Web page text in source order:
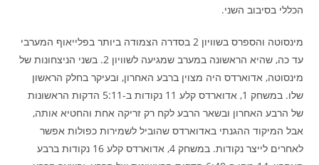
הכללי בסיבוב השני.
מינסוטה והספרס בשוויון 2 בסדרה הצמודה ביותר בפלייאוף המערבי
עד כה, שהיא הראשונה במערב שמגיעה לשוויון 2. בשני הניצחונות של
מינסוטה, אדוארדס היה מצוין ברבע האחרון, ובעיקר בחלק הראשון
שלו. במשחק 1, אדוארדס קלע 11 נקודות ב-5:11 הדקות הראשונות
של הרבע האחרון ובשאר הרבע לקח רק זריקה אחת והחטיא אותה,
אבל המיקוד ההגנתי באדוארדס שהוביל לשמירות כפולות אפשר
לאחרים לייצר נקודות. במשחק 4, אדוארדס קלע 16 נקודות ברבע